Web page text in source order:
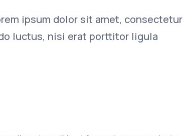
ipsum dolor sit amet, consectetur
luctus, nisi erat porttitor ligula